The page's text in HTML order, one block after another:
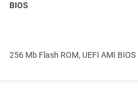
BIOS
256 Mb Flash ROM, UEFI AMI BIOS